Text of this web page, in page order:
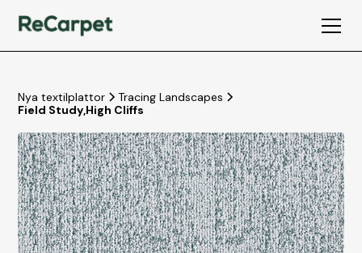
Nya textilplattor
Tracing Landscapes
Field Study,High Cliffs